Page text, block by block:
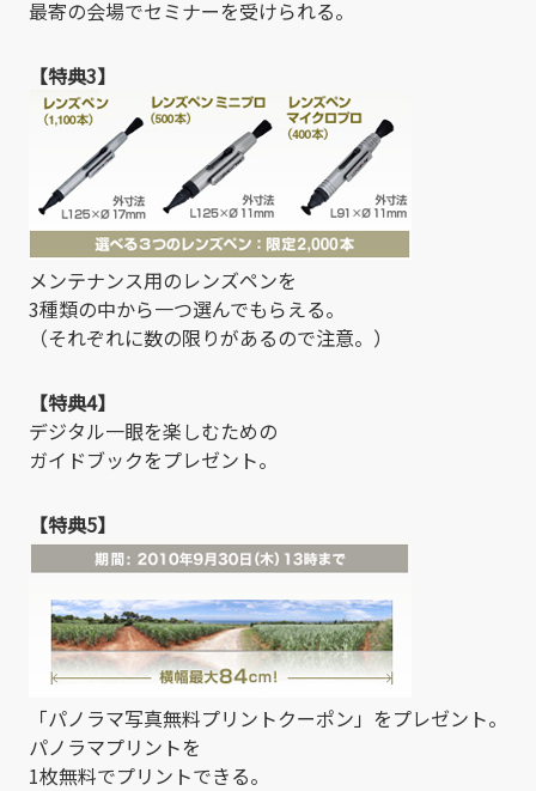
最寄の会場でセミナーを受けられる。
【特典3】
メンテナンス用のレンズペンを
3種類の中から一つ選んでもらえる。
（それぞれに数の限りがあるので注意。）
【特典4】
デジタル一眼を楽しむための
ガイドブックをプレゼント。
【特典5】
「パノラマ写真無料プリントクーポン」をプレゼント。
パノラマプリントを
1枚無料でプリントできる。